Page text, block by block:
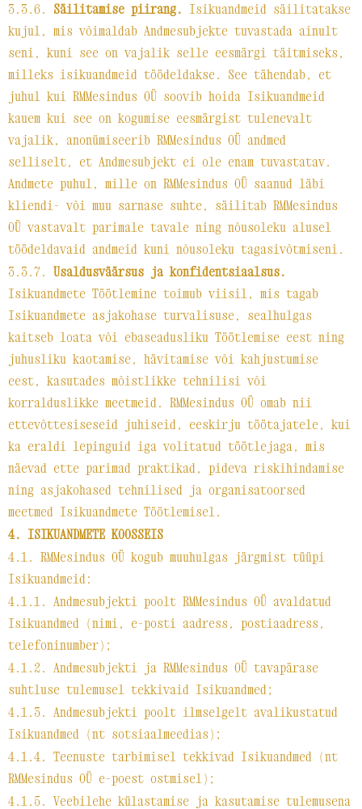
3.3.6. Säilitamise piirang. Isikuandmeid säilitatakse
kujul, mis võimaldab Andmesubjekte tuvastada ainult
seni, kuni see on vajalik selle eesmärgi täitmiseks,
milleks isikuandmeid töödeldakse. See tähendab, et
juhul kui RMMesindus OÜ soovib hoida Isikuandmeid
kauem kui see on kogumise eesmärgist tulenevalt
vajalik, anonümiseerib RMMesindus OÜ andmed
selliselt, et Andmesubjekt ei ole enam tuvastatav.
Andmete puhul, mille on RMMesindus OÜ saanud läbi
kliendi- või muu sarnase suhte, säilitab RMMesindus
OÜ vastavalt parimale tavale ning nõusoleku alusel
töödeldavaid andmeid kuni nõusoleku tagasivõtmiseni.
3.3.7. Usaldusväärsus ja konfidentsiaalsus.
Isikuandmete Töötlemine toimub viisil, mis tagab
Isikuandmete asjakohase turvalisuse, sealhulgas
kaitseb loata või ebaseadusliku Töötlemise eest ning
juhusliku kaotamise, hävitamise või kahjustumise
eest, kasutades mõistlikke tehnilisi või
korralduslikke meetmeid. RMMesindus OÜ omab nii
ettevõttesiseseid juhiseid, eeskirju töötajatele, kui
ka eraldi lepinguid iga volitatud töötlejaga, mis
näevad ette parimad praktikad, pideva riskihindamise
ning asjakohased tehnilised ja organisatoorsed
meetmed Isikuandmete Töötlemisel.
4. ISIKUANDMETE KOOSSEIS
4.1. RMMesindus OÜ kogub muuhulgas järgmist tüüpi
Isikuandmeid:
4.1.1. Andmesubjekti poolt RMMesindus OÜ avaldatud
Isikuandmed (nimi, e-posti aadress, postiaadress,
telefoninumber);
4.1.2. Andmesubjekti ja RMMesindus OÜ tavapärase
suhtluse tulemusel tekkivaid Isikuandmed;
4.1.3. Andmesubjekti poolt ilmselgelt avalikustatud
Isikuandmed (nt sotsiaalmeedias);
4.1.4. Teenuste tarbimisel tekkivad Isikuandmed (nt
RMMesindus OÜ e-poest ostmisel);
4.1.5. Veebilehe külastamise ja kasutamise tulemusena